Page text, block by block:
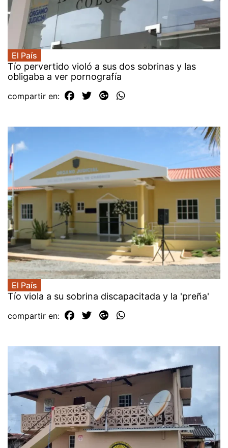
El País
Tío pervertido violó a sus dos sobrinas y las
obligaba a ver pornografía
compartir en:
El País
Tío viola a su sobrina discapacitada y la 'preña'
compartir en: